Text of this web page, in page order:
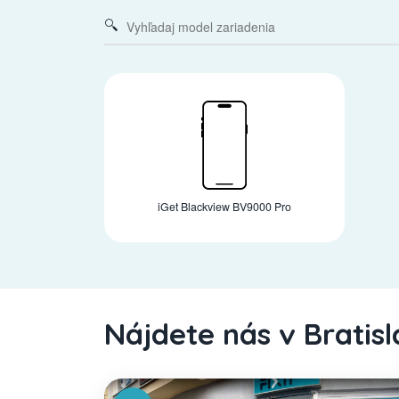
iGet Blackview BV9000 Pro
Nájdete nás v